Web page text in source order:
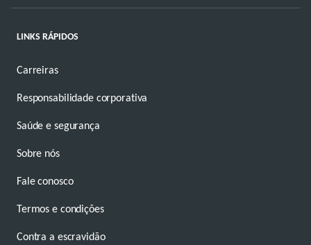
LINKS RÁPIDOS
Carreiras
Responsabilidade corporativa
Saúde e segurança
Sobre nós
Fale conosco
Termos e condições
Contra a escravidão